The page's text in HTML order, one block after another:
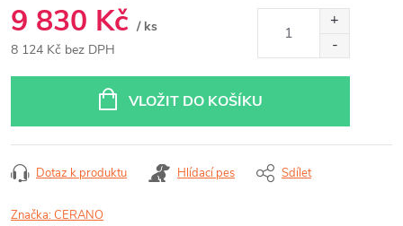
9 830 Kč / ks
8 124 Kč bez DPH
VLOŽIT DO KOŠÍKU
Dotaz k produktu Hlídací pes Sdílet
Značka:CERANO